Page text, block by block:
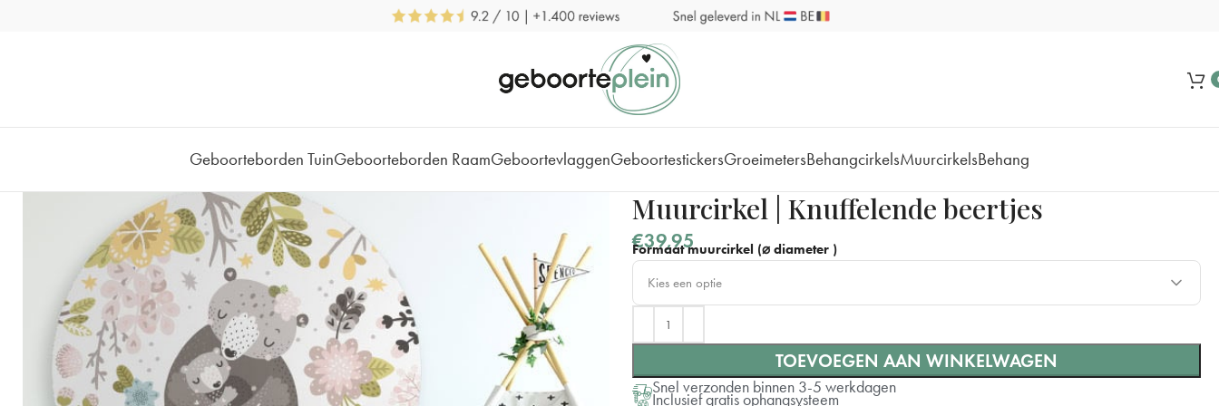
Geboorteborden TuinGeboorteborden RaamGeboortevlaggenGeboortestickersGroeimetersBehangcirkelsMuurcirkelsBehang
Muurcirkel | Knuffelende beertjes
€39,95
Formaat muurcirkel (⌀ diameter )
Kies een optie
⌀ 40 cm
TOEVOEGEN AAN WINKELWAGEN
Snel verzonden binnen 3-5 werkdagen
Inclusief gratis ophangsysteem